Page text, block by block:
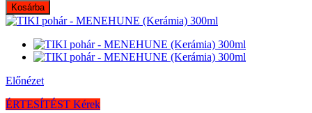
Kosárba
Előnézet
ÉRTESÍTÉST Kérek